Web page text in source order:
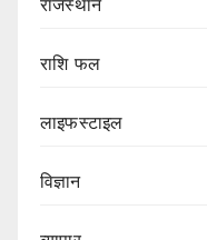
राशि फल
लाइफस्टाइल
विज्ञान